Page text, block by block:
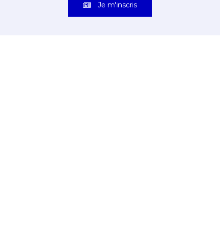
Je m'inscris